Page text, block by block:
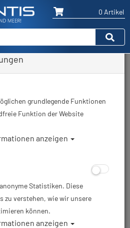
0 Artikel
Zurück
grundlegende Funktionen
Funktion der Website
anzeigen
Statistiken. Diese
zu verstehen, wie wir unsere
können.
anzeigen